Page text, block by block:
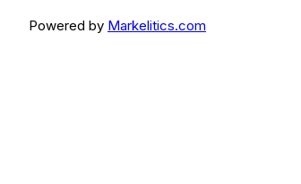
Powered by Markelitics.com